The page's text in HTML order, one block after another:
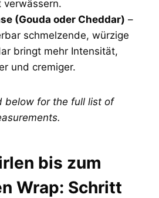
verwässern.
(Gouda oder Cheddar) –
schmelzende, würzige
bringt mehr Intensität,
und cremiger.
below for the full list of
bis zum
Wrap: Schritt